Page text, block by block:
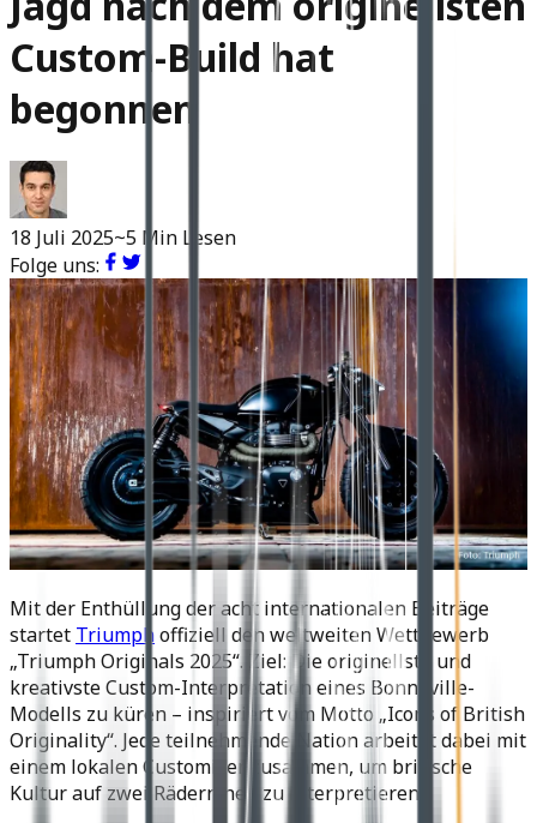
Custom-Build hat
begonnen
18 Juli 2025~5 Min Lesen
Folge uns:
Mit der Enthüllung der acht internationalen Beiträge
startet Triumphoffiziell den weltweiten Wettbewerb
„Triumph Originals 2025“. Ziel: Die originellste und
kreativste Custom-Interpretation eines Bonneville-
Modells zu küren – inspiriert vom Motto „Icons of British
Originality“. Jede teilnehmende Nation arbeitet dabei mit
einem lokalen Customizer zusammen, um britische
Kultur auf zwei Rädern neu zu interpretieren.